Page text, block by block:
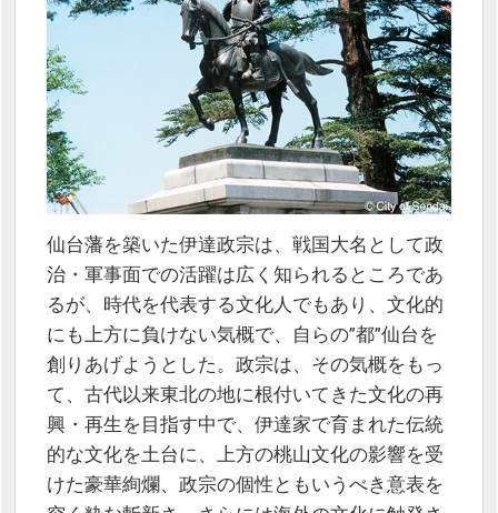
仙台藩を築いた伊達政宗は、戦国大名として政
治・軍事面での活躍は広く知られるところであ
るが、時代を代表する文化人でもあり、文化的
にも上方に負けない気概で、自らの”都”仙台を
創りあげようとした。政宗は、その気概をもっ
て、古代以来東北の地に根付いてきた文化の再
興・再生を目指す中で、伊達家で育まれた伝統
的な文化を土台に、上方の桃山文化の影響を受
けた豪華絢爛、政宗の個性ともいうべき意表を